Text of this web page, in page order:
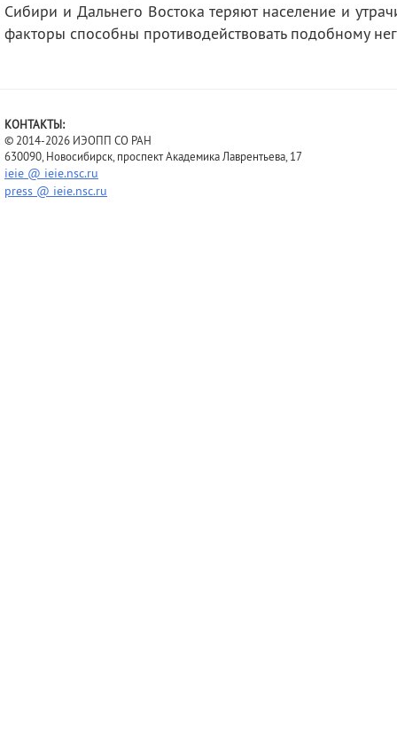
Сибири и Дальнего Востока теряют население и
факторы способны противодействовать подобному
КОНТАКТЫ:
© 2014-2026 ИЭОПП СО РАН
630090, Новосибирск, проспект Академика Лаврентьева, 17
ieie @ ieie.nsc.ru
press @ ieie.nsc.ru